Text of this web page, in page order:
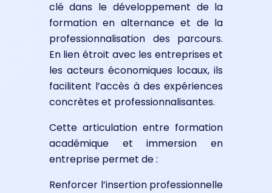
clé dans le développement de la
formation en alternance et de la
professionnalisation des parcours.
En lien étroit avec les entreprises et
les acteurs économiques locaux, ils
facilitent l’accès à des expériences
concrètes et professionnalisantes.
Cette articulation entre formation
académique et immersion en
entreprise permet de :
Renforcer l’insertion professionnelle